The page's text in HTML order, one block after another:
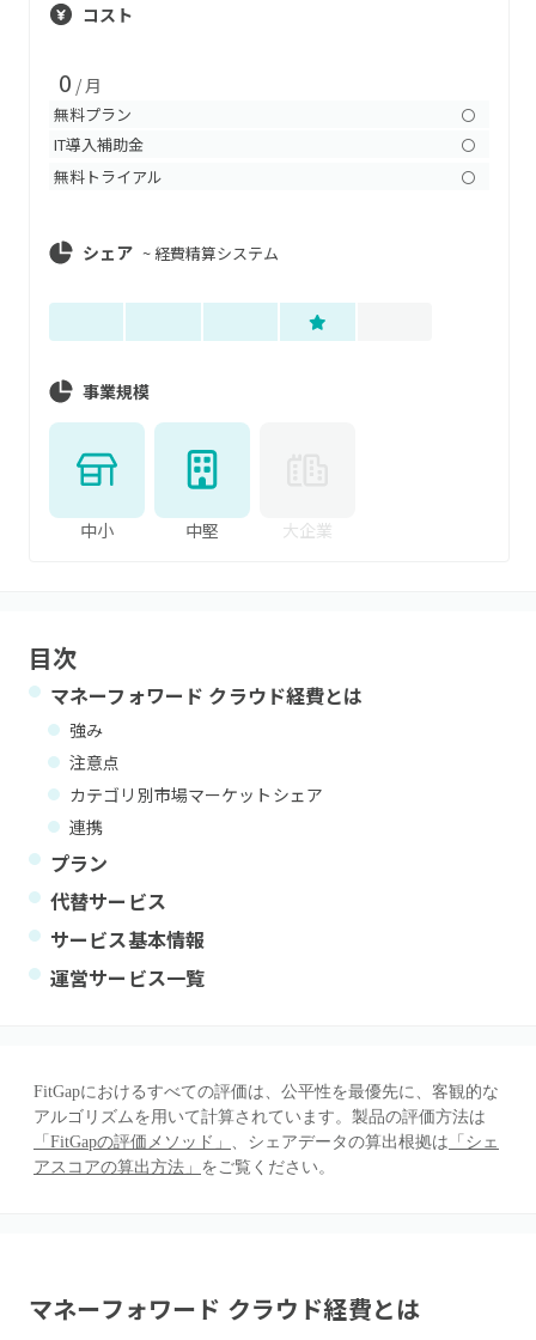
コスト
0 / 月
無料プラン 〇
IT導入補助金 〇
無料トライアル 〇
シェア ~ 経費精算システム
事業規模
中小 中堅 大企業
目次
マネーフォワード クラウド経費とは
強み
注意点
カテゴリ別市場マーケットシェア
連携
プラン
代替サービス
サービス基本情報
運営サービス一覧
FitGapにおけるすべての評価は、公平性を最優先に、客観的な
アルゴリズムを用いて計算されています。製品の評価方法は
「FitGapの評価メソッド」 、シェアデータの算出根拠は 「シェ
アスコアの算出方法」 をご覧ください。
マネーフォワード クラウド経費とは